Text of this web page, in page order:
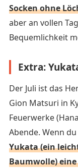
Socken ohne
aber an vollen
Bequemlichkeit
Extra:
Der Juli ist das
Gion Matsuri in
Feuerwerke
Abende. Wenn
Yukata (ein
Baumwolle)